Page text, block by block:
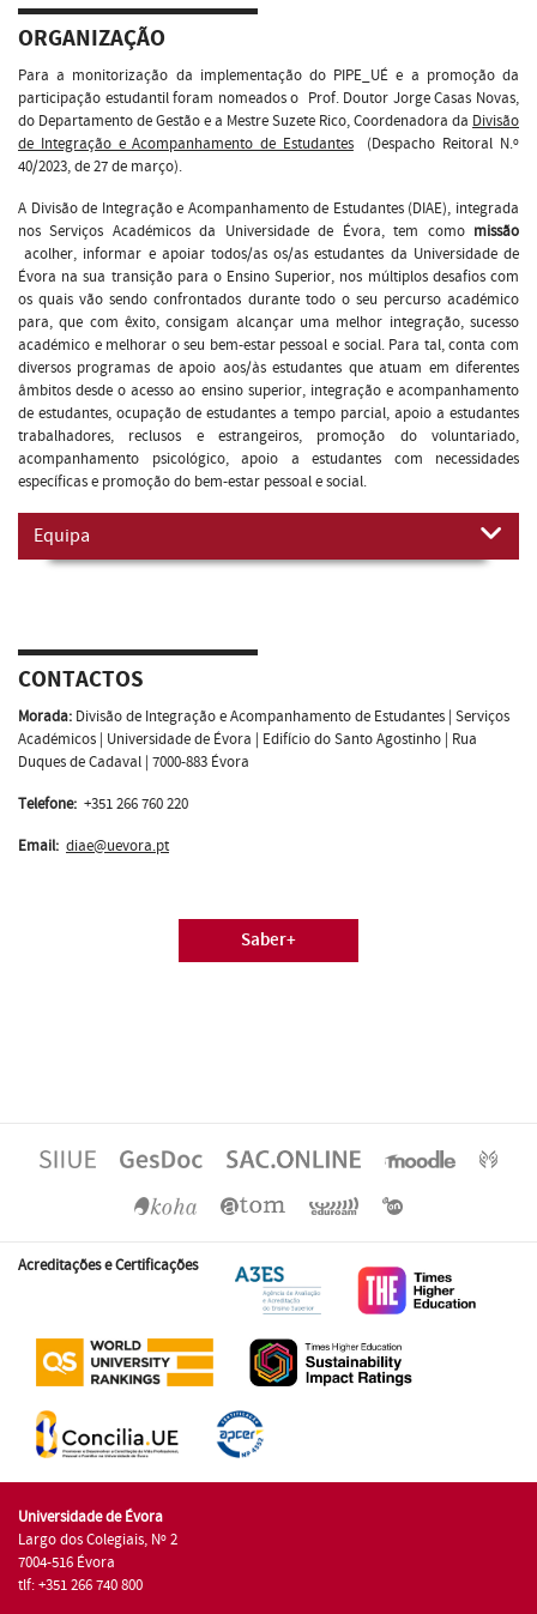
ORGANIZAÇÃO
Para a monitorização da implementação do PIPE_UÉ e a promoção da
participação estudantil foram nomeados o Prof. Doutor Jorge Casas Novas,
do Departamento de Gestão e a Mestre Suzete Rico, Coordenadora da Divisão
de Integração e Acompanhamento de Estudantes(Despacho Reitoral N.º
40/2023, de 27 de março).
A Divisão de Integração e Acompanhamento de Estudantes (DIAE), integrada
nos Serviços Académicos da Universidade de Évora, tem como missão
acolher, informar e apoiar todos/as os/as estudantes da Universidade de
Évora na sua transição para o Ensino Superior, nos múltiplos desafios com
os quais vão sendo confrontados durante todo o seu percurso académico
para, que com êxito, consigam alcançar uma melhor integração, sucesso
académico e melhorar o seu bem-estar pessoal e social. Para tal, conta com
diversos programas de apoio aos/às estudantes que atuam em diferentes
âmbitos desde o acesso ao ensino superior, integração e acompanhamento
de estudantes, ocupação de estudantes a tempo parcial, apoio a estudantes
trabalhadores, reclusos e estrangeiros, promoção do voluntariado,
acompanhamento psicológico, apoio a estudantes com necessidades
específicas e promoção do bem-estar pessoal e social.
Equipa
CONTACTOS
Morada: Divisão de Integração e Acompanhamento de Estudantes | Serviços
Académicos | Universidade de Évora | Edifício do Santo Agostinho | Rua
Duques de Cadaval | 7000-883 Évora
Telefone: +351 266 760 220
Email: diae@uevora.pt
Saber+
Acreditações e Certificações
Universidade de Évora
Largo dos Colegiais, Nº 2
7004-516 Évora
tlf: +351 266 740 800